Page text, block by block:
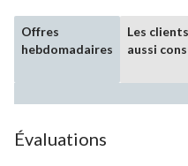
Offres
hebdomadaires
Les
aussi
Évaluations